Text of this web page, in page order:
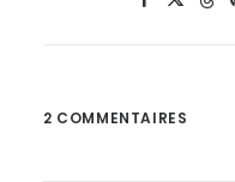
2 COMMENTAIRES